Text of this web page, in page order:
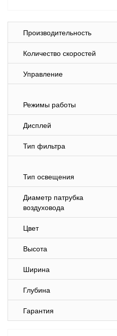
Производительность
Количество скоростей
Управление
Режимы работы
Дисплей
Тип фильтра
Тип освещения
Диаметр патрубка
воздуховода
Цвет
Высота
Ширина
Глубина
Гарантия